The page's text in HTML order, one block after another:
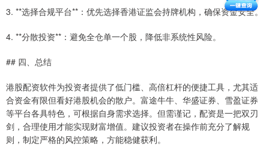
3. **选择合规平台**：优先选择香港证监会持牌机构，确保资金安全。
4. **分散投资**：避免全仓单一个股，降低非系统性风险。
## 四、总结
港股配资软件为投资者提供了低门槛、高倍杠杆的便捷工具，尤其适
合资金有限但看好港股机会的散户。富途牛牛、华盛证券、雪盈证券
等平台各具特色，可根据自身需求选择。但需谨记，配资是一把双刃
剑，合理使用才能实现财富增值。建议投资者在操作前充分了解规
则，制定严格的风控策略，方能稳健获利。